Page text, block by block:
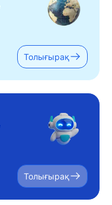
Толығырақ
Толығырақ